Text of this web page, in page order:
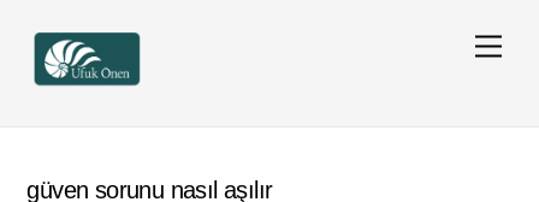
content
güven sorunu nasıl aşılır